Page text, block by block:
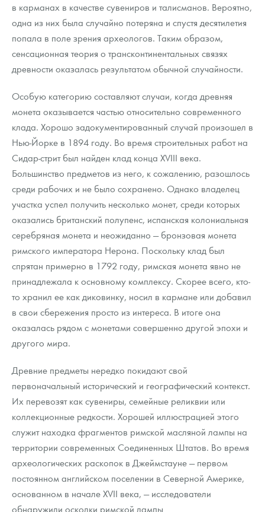
в карманах в качестве сувениров и талисманов. Вероятно,
одна из них была случайно потеряна и спустя десятилетия
попала в поле зрения археологов. Таким образом,
сенсационная теория о трансконтинентальных связях
древности оказалась результатом обычной случайности.
Особую категорию составляют случаи, когда древняя
монета оказывается частью относительно современного
клада. Хорошо задокументированный случай произошел в
Нью-Йорке в 1894 году. Во время строительных работ на
Сидар-стрит был найден клад конца XVIII века.
Большинство предметов из него, к сожалению, разошлось
среди рабочих и не было сохранено. Однако владелец
участка успел получить несколько монет, среди которых
оказались британский полупенс, испанская колониальная
серебряная монета и неожиданно — бронзовая монета
римского императора Нерона. Поскольку клад был
спрятан примерно в 1792 году, римская монета явно не
принадлежала к основному комплексу. Скорее всего, кто-
то хранил ее как диковинку, носил в кармане или добавил
в свои сбережения просто из интереса. В итоге она
оказалась рядом с монетами совершенно другой эпохи и
другого мира.
Древние предметы нередко покидают свой
первоначальный исторический и географический контекст.
Их перевозят как сувениры, семейные реликвии или
коллекционные редкости. Хорошей иллюстрацией этого
служит находка фрагментов римской масляной лампы на
территории современных Соединенных Штатов. Во время
археологических раскопок в Джеймстауне — первом
постоянном английском поселении в Северной Америке,
основанном в начале XVII века, — исследователи
обнаружили осколки римской лампы